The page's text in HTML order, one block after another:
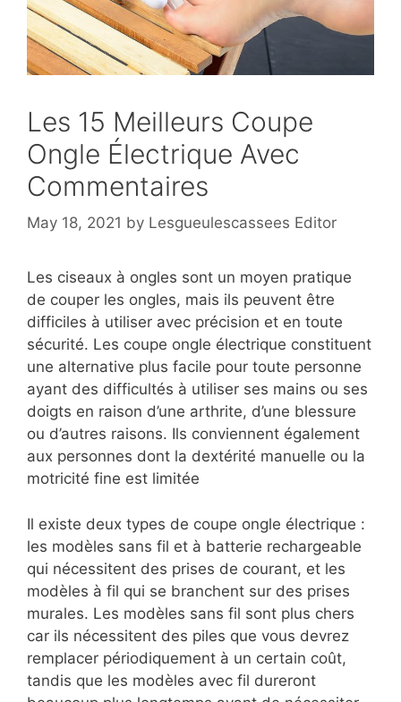
Les 15 Meilleurs Coupe
Ongle Électrique Avec
Commentaires
May 18, 2021 by Lesgueulescassees Editor
Les ciseaux à ongles sont un moyen pratique
de couper les ongles, mais ils peuvent être
difficiles à utiliser avec précision et en toute
sécurité. Les coupe ongle électrique constituent
une alternative plus facile pour toute personne
ayant des difficultés à utiliser ses mains ou ses
doigts en raison d’une arthrite, d’une blessure
ou d’autres raisons. Ils conviennent également
aux personnes dont la dextérité manuelle ou la
motricité fine est limitée
Il existe deux types de coupe ongle électrique :
les modèles sans fil et à batterie rechargeable
qui nécessitent des prises de courant, et les
modèles à fil qui se branchent sur des prises
murales. Les modèles sans fil sont plus chers
car ils nécessitent des piles que vous devrez
remplacer périodiquement à un certain coût,
tandis que les modèles avec fil dureront